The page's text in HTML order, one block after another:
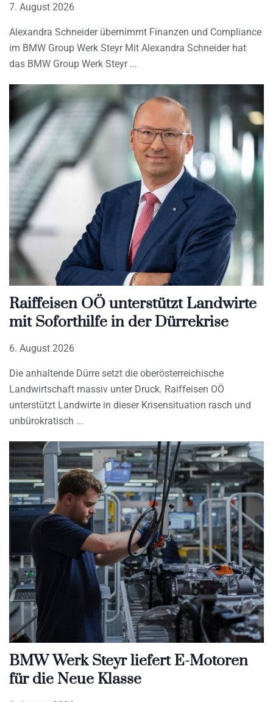
7. August 2026
Alexandra Schneider übernimmt Finanzen und Compliance
im BMW Group Werk Steyr Mit Alexandra Schneider hat
das BMW Group Werk Steyr
Raiffeisen OÖ unterstützt Landwirte
mit Soforthilfe in der Dürrekrise
6. August 2026
Die anhaltende Dürre setzt die oberösterreichische
Landwirtschaft massiv unter Druck. Raiffeisen OÖ
unterstützt Landwirte in dieser Krisensituation rasch und
unbürokratisch
BMW Werk Steyr liefert E-Motoren
für die Neue Klasse